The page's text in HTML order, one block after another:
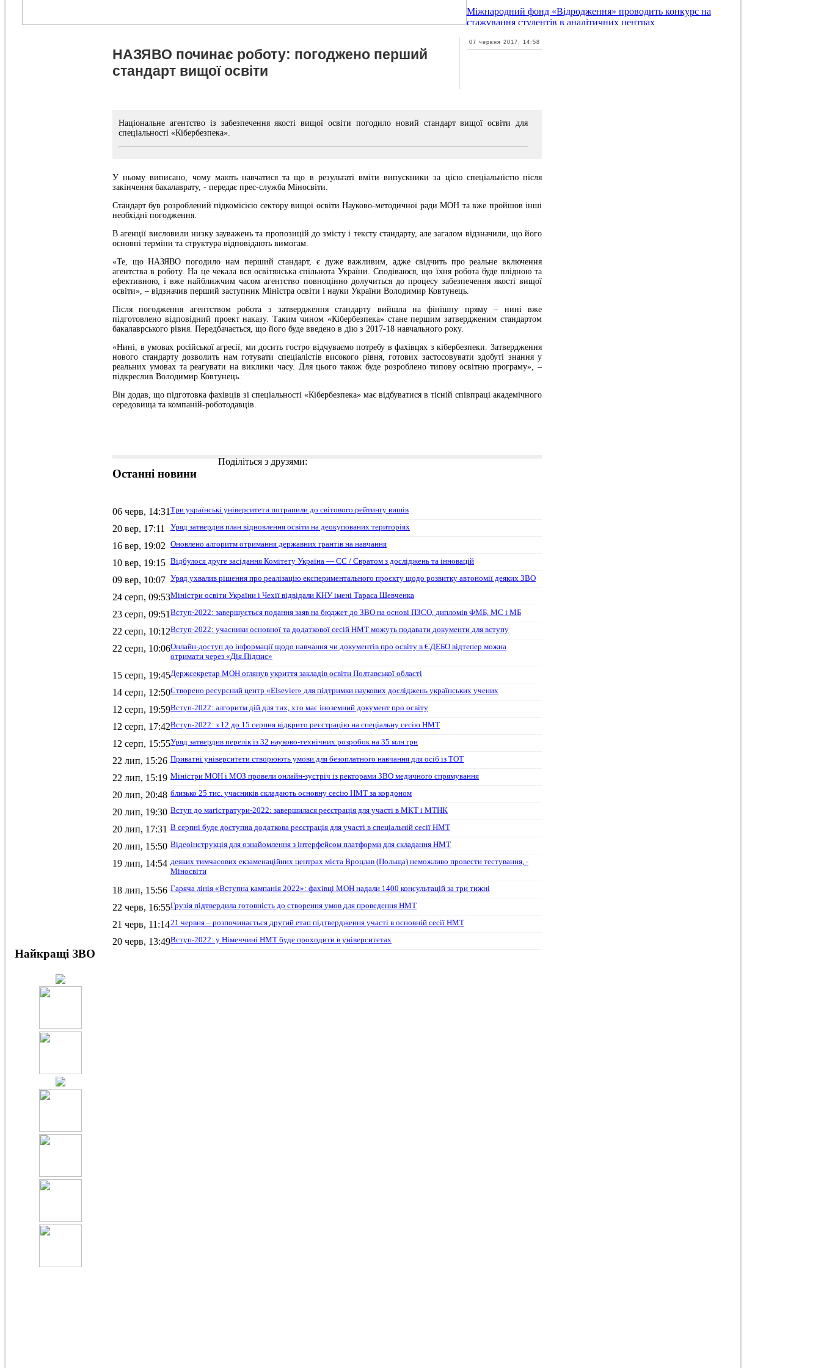
Міжнародний фонд «Відродження» проводить конкурс на
стажування студентів в аналітичних центрах
07 червня 2017, 14:58
НАЗЯВО починає роботу: погоджено перший
стандарт вищої освіти
Національне агентство із забезпечення якості вищої освіти погодило новий стандарт вищої освіти для
спеціальності «Кібербезпека».
У ньому виписано, чому мають навчатися та що в результаті вміти випускники за цією спеціальністю після
закінчення бакалаврату, - передає прес-служба Міносвіти.
Стандарт був розроблений підкомісією сектору вищої освіти Науково-методичної ради МОН та вже пройшов інші
необхідні погодження.
В агенції висловили низку зауважень та пропозицій до змісту і тексту стандарту, але загалом відзначили, що його
основні терміни та структура відповідають вимогам.
«Те, що НАЗЯВО погодило нам перший стандарт, є дуже важливим, адже свідчить про реальне включення
агентства в роботу. На це чекала вся освітянська спільнота України. Сподіваюся, що їхня робота буде плідною та
ефективною, і вже найближчим часом агентство повноцінно долучиться до процесу забезпечення якості вищої
освіти», – відзначив перший заступник Міністра освіти і науки України Володимир Ковтунець.
Після погодження агентством робота з затвердження стандарту вийшла на фінішну пряму – нині вже
підготовлено відповідний проект наказу. Таким чином «Кібербезпека» стане першим затвердженим стандартом
бакалаврського рівня. Передбачається, що його буде введено в дію з 2017-18 навчального року.
«Нині, в умовах російської агресії, ми досить гостро відчуваємо потребу в фахівцях з кібербезпеки. Затвердження
нового стандарту дозволить нам готувати спеціалістів високого рівня, готових застосовувати здобуті знання у
реальних умовах та реагувати на виклики часу. Для цього також буде розроблено типову освітню програму», –
підкреслив Володимир Ковтунець.
Він додав, що підготовка фахівців зі спеціальності «Кібербезпека» має відбуватися в тісній співпраці академічного
середовища та компаній-роботодавців.
Поділіться з друзями:
Останні новини
06 черв, 14:31 Три українські університети потрапили до світового рейтингу вишів
20 вер, 17:11 Уряд затвердив план відновлення освіти на деокупованих територіях
16 вер, 19:02 Оновлено алгоритм отримання державних грантів на навчання
10 вер, 19:15 Відбулося друге засідання Комітету Україна — ЄС / Євратом з досліджень та інновацій
09 вер, 10:07 Уряд ухвалив рішення про реалізацію експериментального проєкту щодо розвитку автономії деяких ЗВО
24 серп, 09:53Міністри освіти України і Чехії відвідали КНУ імені Тараса Шевченка
23 серп, 09:51 Вступ-2022: завершується подання заяв на бюджет до ЗВО на основі ПЗСО, дипломів ФМБ, МС і МБ
22 серп, 10:12Вступ-2022: учасники основної та додаткової сесій НМТ можуть подавати документи для вступу
22 серп, 10:06Онлайн-доступ до інформації щодо навчання чи документів про освіту в ЄДЕБО відтепер можна
отримати через «Дія.Підпис»
15 серп, 19:45Держсекретар МОН оглянув укриття закладів освіти Полтавської області
14 серп, 12:50Створено ресурсний центр «Elsevier» для підтримки наукових досліджень українських учених
12 серп, 19:59Вступ-2022: алгоритм дій для тих, хто має іноземний документ про освіту
12 серп, 17:42Вступ-2022: з 12 до 15 серпня відкрито реєстрацію на спеціальну сесію НМТ
12 серп, 15:55Уряд затвердив перелік із 32 науково-технічних розробок на 35 млн грн
22 лип, 15:26 Приватні університети створюють умови для безоплатного навчання для осіб із ТОТ
22 лип, 15:19 Міністри МОН і МОЗ провели онлайн-зустріч із ректорами ЗВО медичного спрямування
20 лип, 20:48 близько 25 тис. учасників складають основну сесію НМТ за кордоном
20 лип, 19:30 Вступ до магістратури-2022: завершилася реєстрація для участі в МКТ і МТНК
20 лип, 17:31 В серпні буде доступна додаткова реєстрація для участі в спеціальній сесії НМТ
20 лип, 15:50 Відеоінструкція для ознайомлення з інтерфейсом платформи для складання НМТ
19 лип, 14:54 деяких тимчасових екзаменаційних центрах міста Вроцлав (Польща) неможливо провести тестування, -
Міносвіти
18 лип, 15:56 Гаряча лінія «Вступна кампанія 2022»: фахівці МОН надали 1400 консультацій за три тижні
22 черв, 16:55Грузія підтвердила готовність до створення умов для проведення НМТ
21 черв, 11:1421 червня – розпочинається другий етап підтвердження участі в основній сесії НМТ
20 черв, 13:49Вступ-2022: у Німеччині НМТ буде проходити в університетах
Найкращі ЗВО